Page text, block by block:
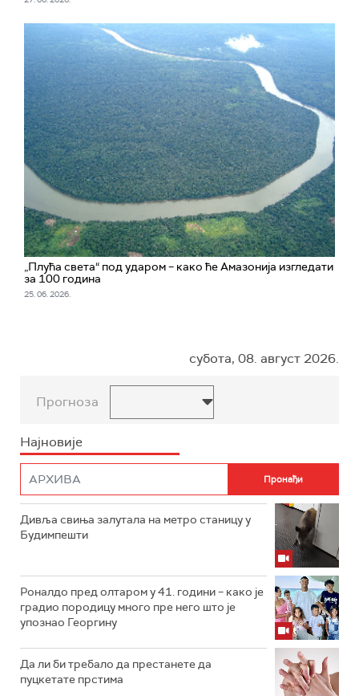
„Плућа света“ под ударом – како ће Амазонија изгледати
за 100 година
25. 06. 2026.
субота, 08. август 2026.
Прогноза
Најновије
Дивља свиња залутала на метро станицу у
Будимпешти
Роналдо пред олтаром у 41. години – како је
градио породицу много пре него што је
упознао Георгину
Да ли би требало да престанете да
пуцкетате прстима